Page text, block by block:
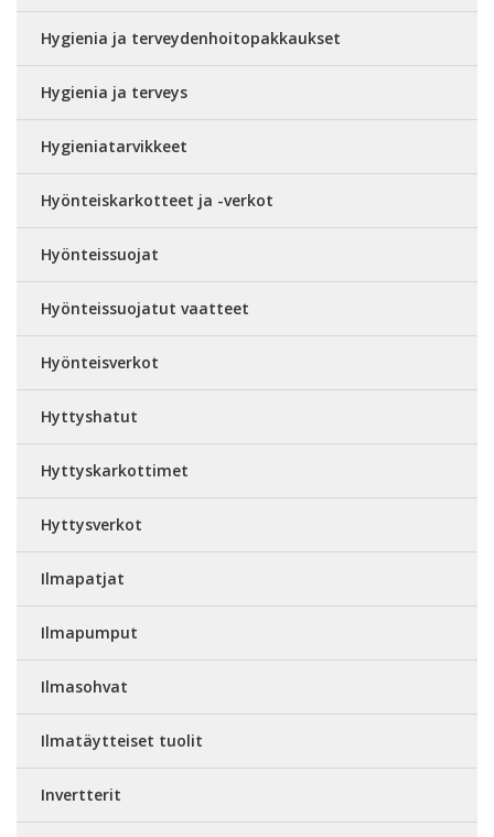
Hygienia ja terveydenhoitopakkaukset
Hygienia ja terveys
Hygieniatarvikkeet
Hyönteiskarkotteet ja -verkot
Hyönteissuojat
Hyönteissuojatut vaatteet
Hyönteisverkot
Hyttyshatut
Hyttyskarkottimet
Hyttysverkot
Ilmapatjat
Ilmapumput
Ilmasohvat
Ilmatäytteiset tuolit
Invertterit